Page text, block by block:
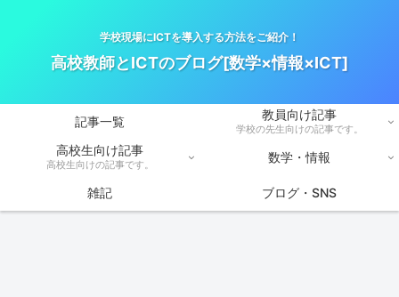
学校現場にICTを導入する方法をご紹介！
高校教師とICTのブログ[数学×情報×ICT]
記事一覧 教員向け記事
学校の先生向けの記事です。
高校生向け記事
高校生向けの記事です。 数学・情報
雑記 ブログ・SNS